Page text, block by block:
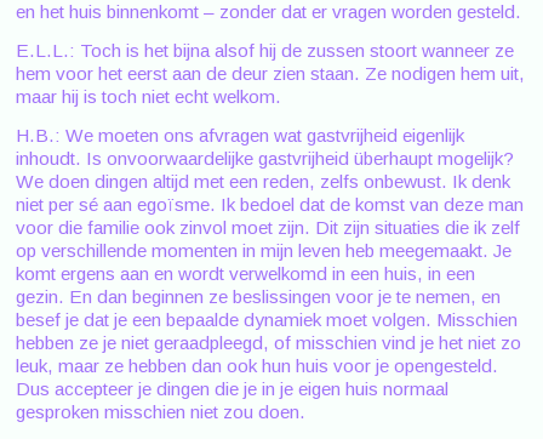
en het huis binnenkomt – zonder dat er vragen worden gesteld.
E.L.L.: Toch is het bijna alsof hij de zussen stoort wanneer ze
hem voor het eerst aan de deur zien staan. Ze nodigen hem uit,
maar hij is toch niet echt welkom.
H.B.: We moeten ons afvragen wat gastvrijheid eigenlijk
inhoudt. Is onvoorwaardelijke gastvrijheid überhaupt mogelijk?
We doen dingen altijd met een reden, zelfs onbewust. Ik denk
niet per sé aan egoïsme. Ik bedoel dat de komst van deze man
voor die familie ook zinvol moet zijn. Dit zijn situaties die ik zelf
op verschillende momenten in mijn leven heb meegemaakt. Je
komt ergens aan en wordt verwelkomd in een huis, in een
gezin. En dan beginnen ze beslissingen voor je te nemen, en
besef je dat je een bepaalde dynamiek moet volgen. Misschien
hebben ze je niet geraadpleegd, of misschien vind je het niet zo
leuk, maar ze hebben dan ook hun huis voor je opengesteld.
Dus accepteer je dingen die je in je eigen huis normaal
gesproken misschien niet zou doen.